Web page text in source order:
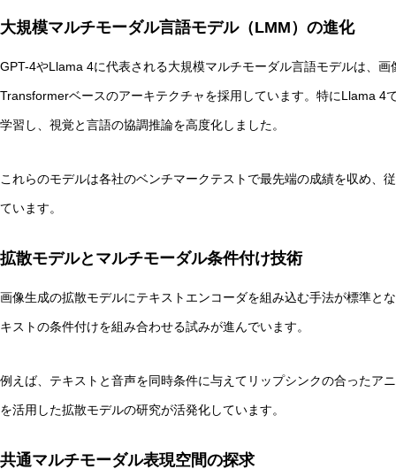
大規模マルチモーダル言語モデル（LMM）の進化
GPT-4やLlama 4に代表される大規模マルチモーダル言語モデルは、
Transformerベースのアーキテクチャを採用しています。特にLlama 4
学習し、視覚と言語の協調推論を高度化しました。
これらのモデルは各社のベンチマークテストで最先端の成績を収め、
ています。
拡散モデルとマルチモーダル条件付け技術
画像生成の拡散モデルにテキストエンコーダを組み込む手法が標準と
キストの条件付けを組み合わせる試みが進んでいます。
例えば、テキストと音声を同時条件に与えてリップシンクの合ったア
を活用した拡散モデルの研究が活発化しています。
共通マルチモーダル表現空間の探求